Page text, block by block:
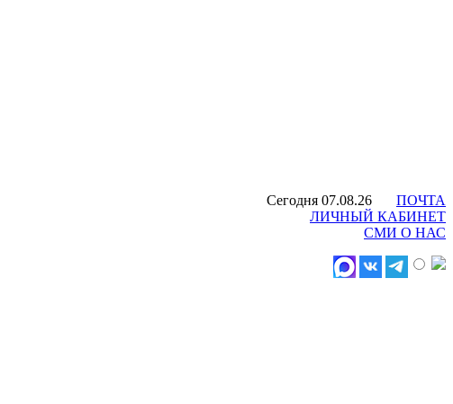
Сегодня 07.08.26
ПОЧТА
ЛИЧНЫЙ КАБИНЕТ
СМИ О НАС